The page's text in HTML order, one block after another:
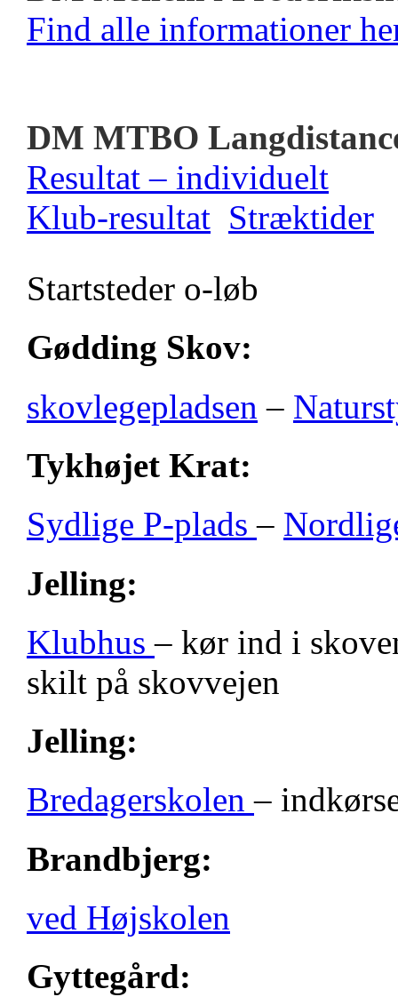
Find alle informationer
DM MTBO
Resultat – individuelt
Klub-resultat Stræktider
Startsteder o-løb
Gødding Skov:
skovlegepladsen –
Tykhøjet Krat:
Sydlige P-plads–
Jelling:
Klubhus– kør ind i
skilt på skovvejen
Jelling:
Bredagerskolen–
Brandbjerg:
ved Højskolen
Gyttegård: